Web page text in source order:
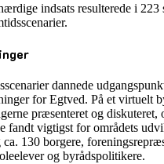
indsats resulterede i 223
dannede
for Egtved. På et virtuelt
præsenteret og diskuteret,
fandt vigtigst for områdets
130 borgere,
og byrådspolitikere.